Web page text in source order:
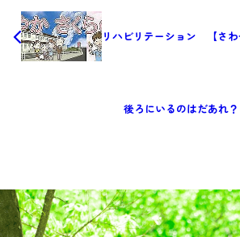
リハビリテーション 【さわ
後ろにいるのはだあれ